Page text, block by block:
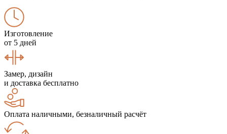
Изготовление
от 5 дней
Замер, дизайн
и доставка бесплатно
Оплата наличными, безналичный расчёт